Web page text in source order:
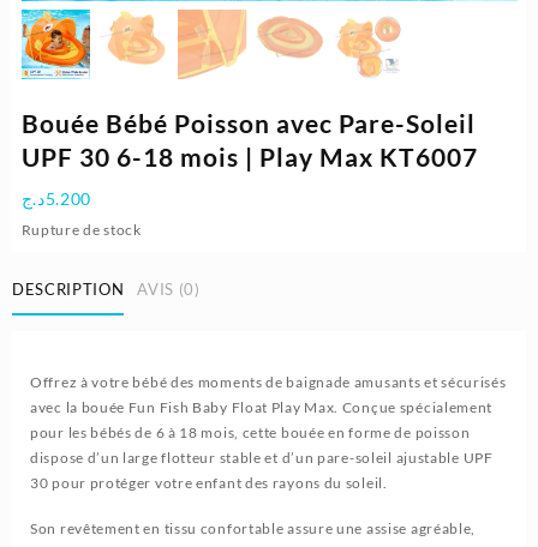
Bouée Bébé Poisson avec Pare-Soleil
UPF 30 6-18 mois | Play Max KT6007
5.200د.ج
Rupture de stock
DESCRIPTION AVIS (0)
Offrez à votre bébé des moments de baignade amusants et sécurisés
avec la bouée Fun Fish Baby Float Play Max. Conçue spécialement
pour les bébés de 6 à 18 mois, cette bouée en forme de poisson
dispose d’un large flotteur stable et d’un pare-soleil ajustable UPF
30 pour protéger votre enfant des rayons du soleil.
Son revêtement en tissu confortable assure une assise agréable,